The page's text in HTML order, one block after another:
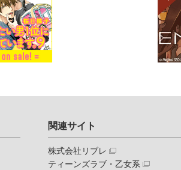
関連サイト
株式会社リブレ
ティーンズラブ・乙女系